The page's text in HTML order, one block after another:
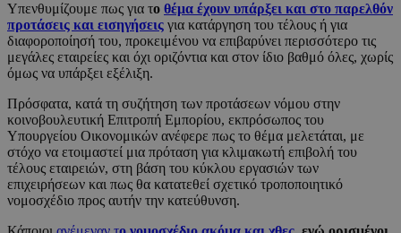
Υπενθυμίζουμε πως για το θέμα έχουν υπάρξει και στο παρελθόν
προτάσεις και εισηγήσεις για κατάργηση του τέλους ή για
διαφοροποίησή του, προκειμένου να επιβαρύνει περισσότερο τις
μεγάλες εταιρείες και όχι οριζόντια και στον ίδιο βαθμό όλες, χωρίς
όμως να υπάρξει εξέλιξη.
Πρόσφατα, κατά τη συζήτηση των προτάσεων νόμου στην
κοινοβουλευτική Επιτροπή Εμπορίου, εκπρόσωπος του
Υπουργείου Οικονομικών ανέφερε πως το θέμα μελετάται, με
στόχο να ετοιμαστεί μια πρόταση για κλιμακωτή επιβολή του
τέλους εταιρειών, στη βάση του κύκλου εργασιών των
επιχειρήσεων και πως θα κατατεθεί σχετικό τροποποιητικό
νομοσχέδιο προς αυτήν την κατεύθυνση.